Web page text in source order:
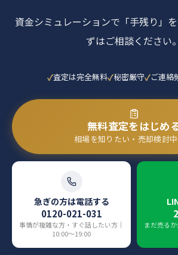
資金シミュレーションで「手残り」
ずはご相談ください。
査定は完全無料 秘密厳守 ご連絡
無料査定をはじめ
相場を知りたい・売却検討
急ぎの方は電話する
0120-021-031
事情が複雑な方・すぐ話したい方｜
10:00〜19:00
まだ売る